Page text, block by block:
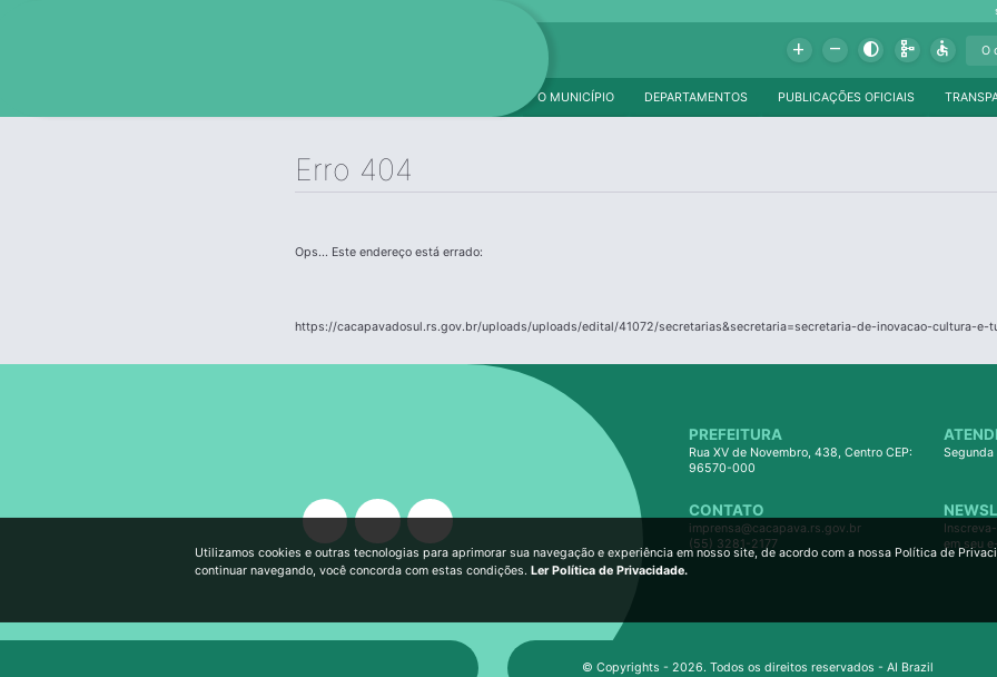
Add Remove Contrast Schema Accessible
PUBLICAÇÕES OFICIAIS
DEPARTAMENTOS
O MUNICÍPIO
Erro 404
Ops... Este endereço está errado:
https://cacapavadosul.rs.gov.br/uploads/uploads/edital/41072/secretarias&secretaria=secretaria-de-inovacao-cultura-e-
PREFEITURA
Rua XV de Novembro, 438, Centro CEP:
96570-000
Segunda
CONTATO
imprensa@cacapava.rs.gov.br
(55) 3281-2177
em seu
© Copyrights - 2026. Todos os direitos reservados - AI Brazil
Utilizamos cookies e outras tecnologias para aprimorar sua navegação e experiência em nosso site, de acordo com a nossa Política de
continuar navegando, você concorda com estas condições. Ler Política de Privacidade.